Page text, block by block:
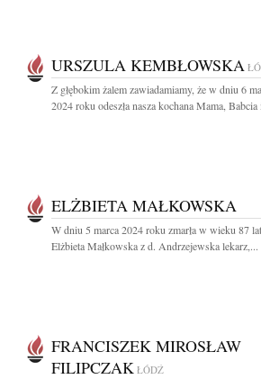
URSZULA KEMBŁOWSKA
Z głębokim żalem zawiadamiamy, że w dniu 6
2024 roku odeszła nasza kochana Mama, Babcia
ELŻBIETA MAŁKOWSKA
W dniu 5 marca 2024 roku zmarła w wieku 87 lat
Elżbieta Małkowska z d. Andrzejewska lekarz,...
FRANCISZEK MIROSŁAW
FILIPCZAK ŁÓDŹ